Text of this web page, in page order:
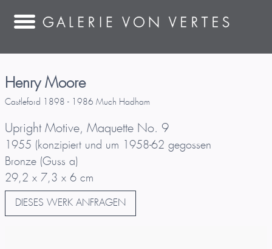
Henry Moore
Castleford 1898 - 1986 Much Hadham
Upright Motive, Maquette No. 9
1955 (konzipiert und um 1958-62 gegossen
Bronze (Guss a)
29,2 x 7,3 x 6 cm
DIESES WERK ANFRAGEN